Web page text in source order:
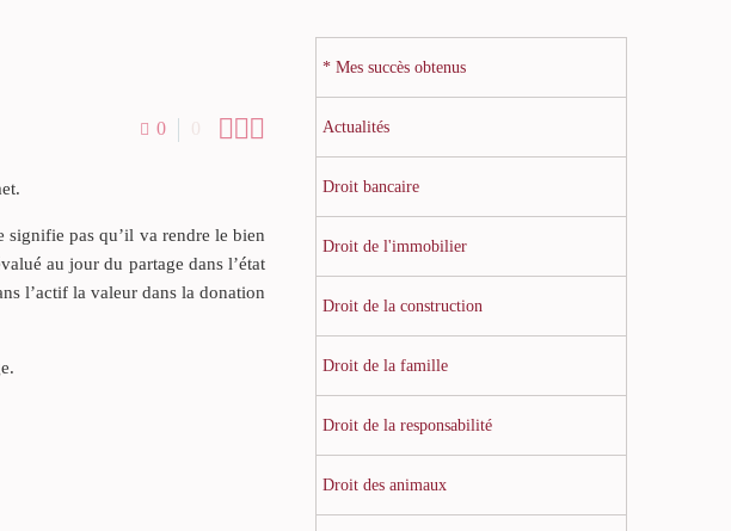
0 0 
signifie pas qu’il va rendre le bien
au jour du partage dans l’état
l’actif la valeur dans la donation
* Mes succès obtenus
Actualités
Droit bancaire
Droit de l'immobilier
Droit de la construction
Droit de la famille
Droit de la responsabilité
Droit des animaux